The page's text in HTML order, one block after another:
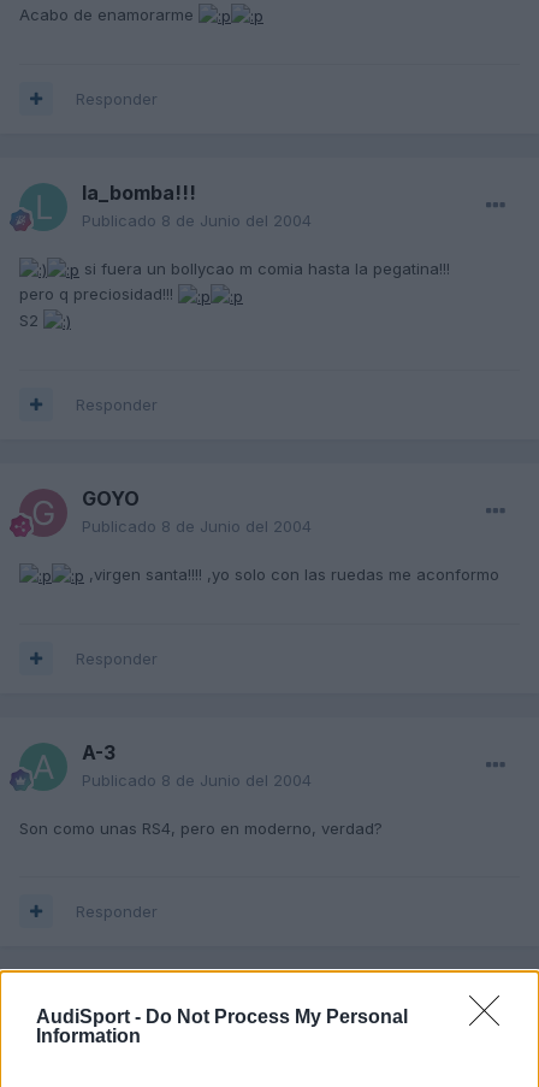
AudiSport - Do Not Process My Personal
Information
Acabo de enamorarme
Responder
la_bomba!!!
Publicado 8 de Junio del 2004
si fuera un bollycao m comia hasta la pegatina!!!
pero q preciosidad!!!
S2
Responder
GOYO
Publicado 8 de Junio del 2004
,virgen santa!!!! ,yo solo con las ruedas me aconformo
Responder
A-3
Publicado 8 de Junio del 2004
Son como unas RS4, pero en moderno, verdad?
Responder
A-3
Publicado 8 de Junio del 2004